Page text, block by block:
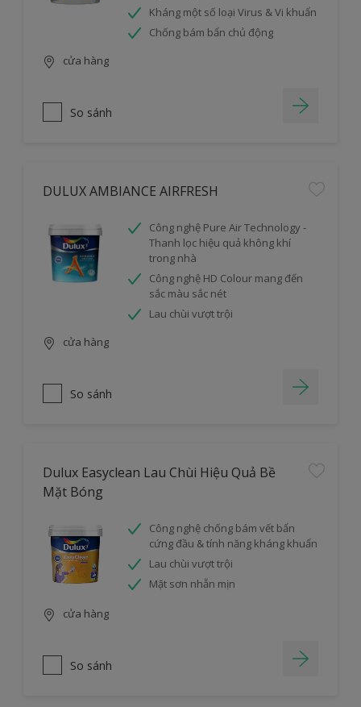
Kháng một số loại Virus & Vi khuẩn
Chống bám bẩn chủ động
cửa hàng
So sánh
DULUX AMBIANCE AIRFRESH
Công nghệ Pure Air Technology -
Thanh lọc hiệu quả không khí
trong nhà
Công nghệ HD Colour mang đến
sắc màu sắc nét
Lau chùi vượt trội
cửa hàng
So sánh
Dulux Easyclean Lau Chùi Hiệu Quả Bề
Mặt Bóng
Công nghệ chống bám vết bẩn
cứng đầu & tính năng kháng khuẩn
Lau chùi vượt trội
Mặt sơn nhẵn mịn
cửa hàng
So sánh